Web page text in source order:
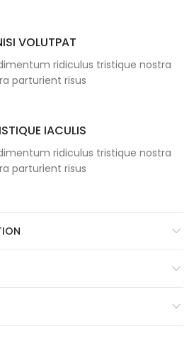
VOLUTPAT
ridiculus tristique nostra
parturient risus
IACULIS
ridiculus tristique nostra
parturient risus